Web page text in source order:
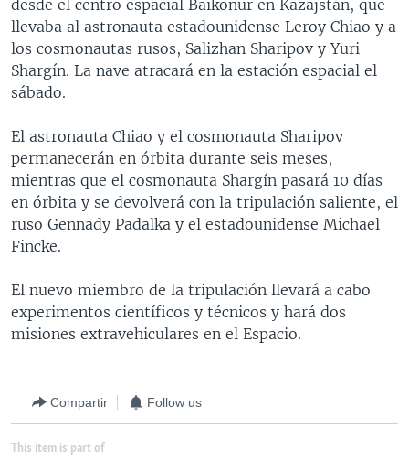
PERÚ
ECUADOR
VENEZUELA
GUATEMALA
HONDURAS
NICARAGUA
LIBERTAD DE PRENSA
MUNDO
ECONOMÍA
TECNOLOGÍA
DEPORTES
CIENCIA Y SALUD
LIBERTAD DE PRENSA
UCRANIA
MULTIMEDIA
FOTOGRAFÍA
AUDIOS
EL MUNDO AL DÍA
FORO INTERAMERICANO
VISIÓN 360
LAS CLAVES
RADIO
AVANCE INFORMATIVO
AUDIONOTICIAS
BUENOS DÍAS AMÉRICA
EL MUNDO AL DÍA [RADIO]
FORO [RADIO]
NOTA ECONÓMICA
ENTRETENIMIENTO
DIRECT
DOCUMENTALES DE LA VOA
SÍGANOS
Idiomas
desde el centro espacial Baikonur en Kazajstán, que
llevaba al astronauta estadounidense Leroy Chiao y a
los cosmonautas rusos, Salizhan Sharipov y Yuri
Shargín. La nave atracará en la estación espacial el
sábado.
El astronauta Chiao y el cosmonauta Sharipov
permanecerán en órbita durante seis meses,
mientras que el cosmonauta Shargín pasará 10 días
en órbita y se devolverá con la tripulación saliente, el
ruso Gennady Padalka y el estadounidense Michael
Fincke.
El nuevo miembro de la tripulación llevará a cabo
experimentos científicos y técnicos y hará dos
misiones extravehiculares en el Espacio.
Compartir Follow us
This item is part of